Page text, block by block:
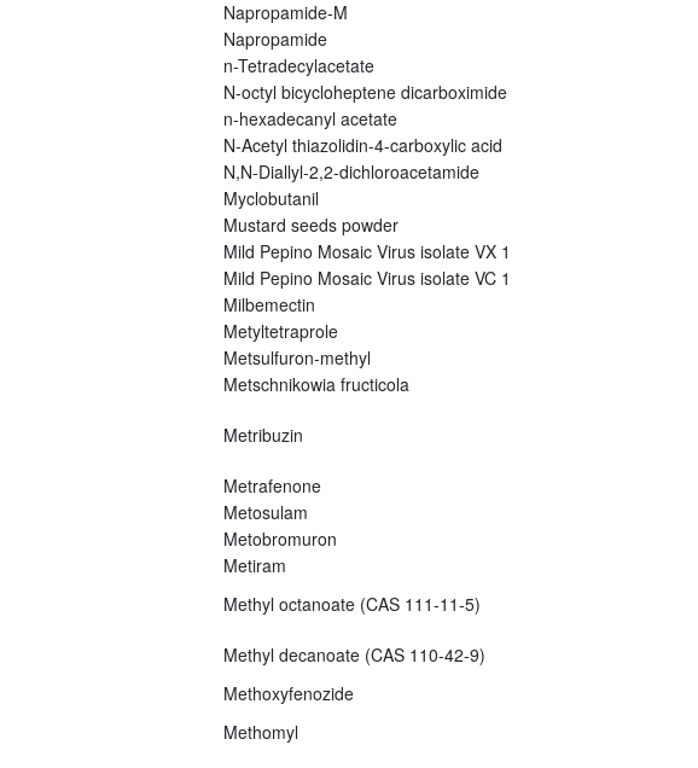
Napropamide-M
Napropamide
n-Tetradecylacetate
N-octyl bicycloheptene dicarboximide
n-hexadecanyl acetate
N-Acetyl thiazolidin-4-carboxylic acid
N,N-Diallyl-2,2-dichloroacetamide
Myclobutanil
Mustard seeds powder
Mild Pepino Mosaic Virus isolate VX 1
Mild Pepino Mosaic Virus isolate VC 1
Milbemectin
Metyltetraprole
Metsulfuron-methyl
Metschnikowia fructicola
Metribuzin
Metrafenone
Metosulam
Metobromuron
Metiram
Methyl octanoate (CAS 111-11-5)
Methyl decanoate (CAS 110-42-9)
Methoxyfenozide
Methomyl